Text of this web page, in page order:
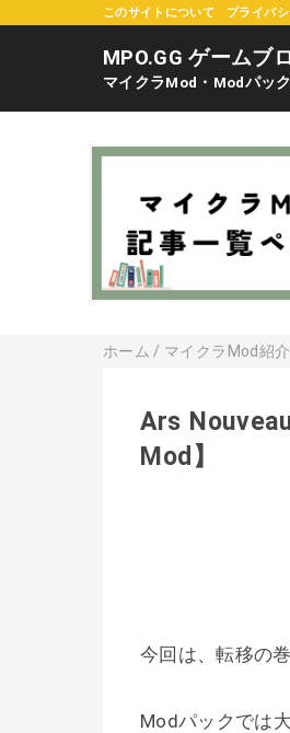
このサイトについて プライバ
MPO.GG ゲームブ
マイクラMod・Modパッ
ホーム / マイクラMod紹
Ars
Mod】
今回は、転移の
Modパックでは